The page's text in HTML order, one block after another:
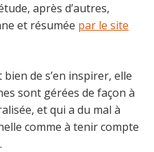
après d’autres,
et résumée par le site
de s’en inspirer, elle
sont gérées de façon à
et qui a du mal à
comme à tenir compte